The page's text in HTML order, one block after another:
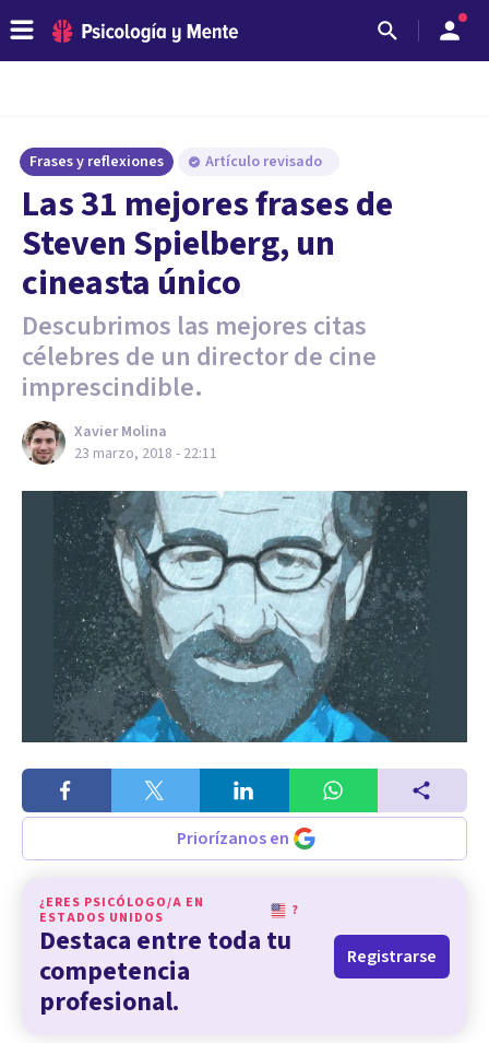
Frases y reflexiones Artículo revisado
Las 31 mejores frases de
Steven Spielberg, un
cineasta único
Descubrimos las mejores citas
célebres de un director de cine
imprescindible.
Xavier Molina
23 marzo, 2018 - 22:11
Priorízanos en
¿ERES PSICÓLOGO/A EN
ESTADOS UNIDOS
?
Destaca entre toda tu
competencia
profesional.
Registrarse